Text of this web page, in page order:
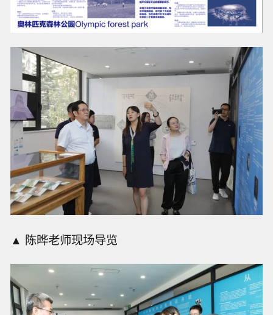
▲ 陈晔老师现场导览